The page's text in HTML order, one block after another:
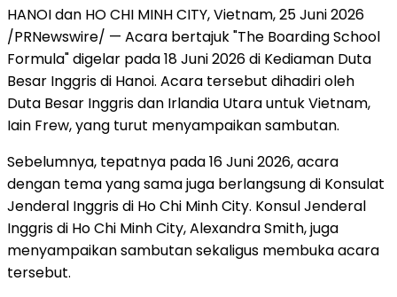
HANOI dan HO CHI MINH CITY, Vietnam,25 Juni 2026
/PRNewswire/ — Acara bertajuk "The Boarding School
Formula" digelar pada 18 Juni 2026 di Kediaman Duta
Besar Inggris di Hanoi. Acara tersebut dihadiri oleh
Duta Besar Inggris dan Irlandia Utara untuk Vietnam,
Iain Frew, yang turut menyampaikan sambutan.
Sebelumnya, tepatnya pada 16 Juni 2026, acara
dengan tema yang sama juga berlangsung di Konsulat
Jenderal Inggris di Ho Chi Minh City. Konsul Jenderal
Inggris di Ho Chi Minh City, Alexandra Smith, juga
menyampaikan sambutan sekaligus membuka acara
tersebut.